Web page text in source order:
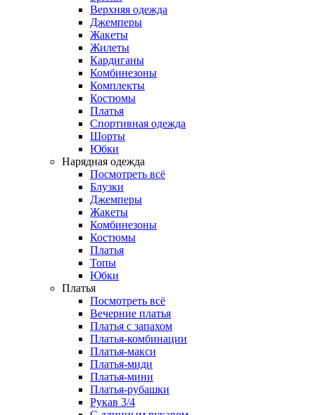
Верхняя одежда
Джемперы
Жакеты
Жилеты
Кардиганы
Комбинезоны
Комплекты
Костюмы
Платья
Спортивная одежда
Шорты
Юбки
Нарядная одежда
Посмотреть всё
Блузки
Джемперы
Жакеты
Комбинезоны
Костюмы
Платья
Топы
Юбки
Платья
Посмотреть всё
Вечерние платья
Платья с запахом
Платья-комбинации
Платья-макси
Платья-миди
Платья-мини
Платья-рубашки
Рукав 3/4